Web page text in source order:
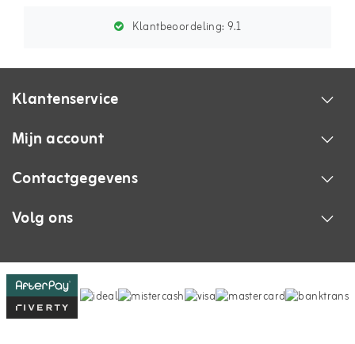
Klantbeoordeling:9.1
Klantenservice
Mijn account
Contactgegevens
Volg ons